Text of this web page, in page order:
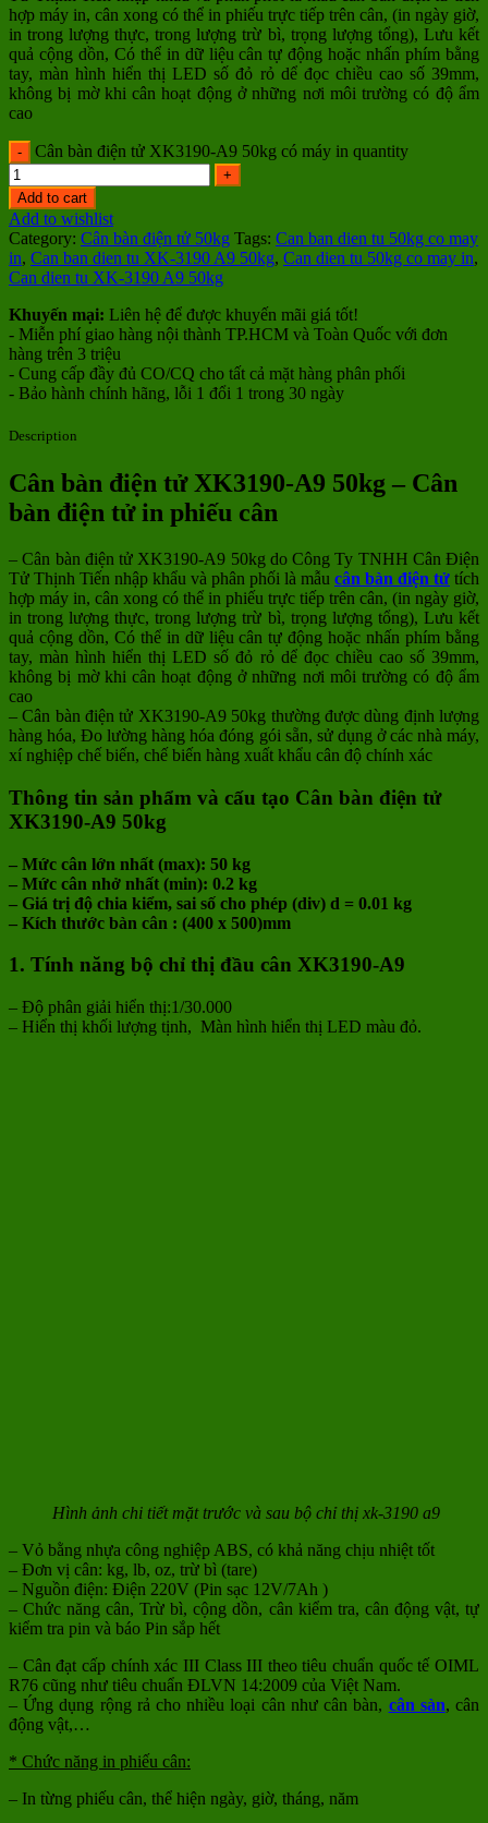
hợp máy in, cân xong có thể in phiếu trực tiếp trên cân, (in ngày giờ,
in trong lượng thực, trong lượng trừ bì, trọng lượng tổng), Lưu kết
quả cộng dồn, Có thể in dữ liệu cân tự động hoặc nhấn phím bằng
tay, màn hình hiển thị LED số đỏ rỏ dể đọc chiều cao số 39mm,
không bị mờ khi cân hoạt động ở những nơi môi trường có độ ẩm
cao
Cân bàn điện tử XK3190-A9 50kg có máy in quantity
Add to cart
Add to wishlist
Category: Cân bàn điện tử 50kg Tags: Can ban dien tu 50kg co may
in, Can ban dien tu XK-3190 A9 50kg, Can dien tu 50kg co may in,
Can dien tu XK-3190 A9 50kg
Khuyến mại: Liên hệ để được khuyến mãi giá tốt!
- Miễn phí giao hàng nội thành TP.HCM và Toàn Quốc với đơn
hàng trên 3 triệu
- Cung cấp đầy đủ CO/CQ cho tất cả mặt hàng phân phối
- Bảo hành chính hãng, lỗi 1 đổi 1 trong 30 ngày
Description
Cân bàn điện tử XK3190-A9 50kg – Cân
bàn điện tử in phiếu cân
– Cân bàn điện tử XK3190-A9 50kg do Công Ty TNHH Cân Điện
Tử Thịnh Tiến nhập khẩu và phân phối là mẫu cân bàn điện tử tích
hợp máy in, cân xong có thể in phiếu trực tiếp trên cân, (in ngày giờ,
in trong lượng thực, trong lượng trừ bì, trọng lượng tổng), Lưu kết
quả cộng dồn, Có thể in dữ liệu cân tự động hoặc nhấn phím bằng
tay, màn hình hiển thị LED số đỏ rỏ dể đọc chiều cao số 39mm,
không bị mờ khi cân hoạt động ở những nơi môi trường có độ ẩm
cao
– Cân bàn điện tử XK3190-A9 50kg thường được dùng định lượng
hàng hóa, Đo lường hàng hóa đóng gói sẵn, sử dụng ở các nhà máy,
xí nghiệp chế biến, chế biến hàng xuất khẩu cân độ chính xác
Thông tin sản phẩm và cấu tạo Cân bàn điện tử
XK3190-A9 50kg
– Mức cân lớn nhất (max): 50 kg
– Mức cân nhở nhất (min): 0.2 kg
– Giá trị độ chia kiểm, sai số cho phép (div) d = 0.01 kg
– Kích thước bàn cân : (400 x 500)mm
1. Tính năng bộ chỉ thị đầu cân XK3190-A9
– Độ phân giải hiển thị:1/30.000
– Hiển thị khối lượng tịnh, Màn hình hiển thị LED màu đỏ.
Hình ảnh chi tiết mặt trước và sau bộ chỉ thị xk-3190 a9
– Vỏ bằng nhựa công nghiệp ABS, có khả năng chịu nhiệt tốt
– Đơn vị cân: kg, lb, oz, trừ bì (tare)
– Nguồn điện: Điện 220V (Pin sạc 12V/7Ah )
– Chức năng cân, Trừ bì, cộng dồn, cân kiểm tra, cân động vật, tự
kiểm tra pin và báo Pin sắp hết
– Cân đạt cấp chính xác III Class III theo tiêu chuẩn quốc tế OIML
R76 cũng như tiêu chuẩn ĐLVN 14:2009 của Việt Nam.
– Ứng dụng rộng rả cho nhiều loại cân như cân bàn, cân sàn, cân
động vật,…
* Chức năng in phiếu cân:
– In từng phiếu cân, thể hiện ngày, giờ, tháng, năm